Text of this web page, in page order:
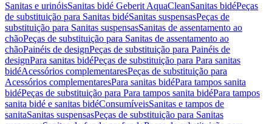
Sanitas e urinóisSanitas bidé Geberit AquaCleanSanitas bidéPeças
de substituição para Sanitas bidéSanitas suspensasPeças de
substituição para Sanitas suspensasSanitas de assentamento ao
chãoPeças de substituição para Sanitas de assentamento ao
chãoPainéis de designPeças de substituição para Painéis de
designPara sanitas bidéPeças de substituição para Para sanitas
bidéAcessórios complementaresPeças de substituição para
Acessórios complementaresPara sanitas bidéPara tampos sanita
bidéPeças de substituição para Para tampos sanita bidéPara tampos
sanita bidé e sanitas bidéConsumíveisSanitas e tampos de
sanitaSanitas suspensasPeças de substituição para Sanitas